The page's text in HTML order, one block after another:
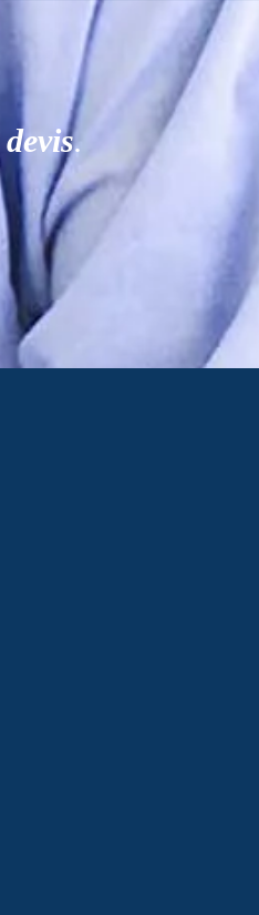
devis.